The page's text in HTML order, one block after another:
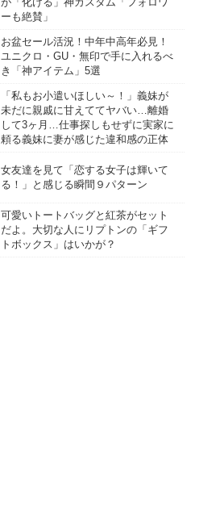
ーも絶賛」
お盆セール活況！中年中高年必見！
ユニクロ・GU・無印で手に入れるべ
き「神アイテム」5選
「私もお小遣いほしい～！」義妹が
未だに親戚に甘えててヤバい…離婚
して3ヶ月…仕事探しもせずに実家に
頼る義妹に妻が感じた違和感の正体
女友達を見て「恋する女子は輝いて
る！」と感じる瞬間９パターン
可愛いトートバッグと紅茶がセット
だよ。大切な人にリプトンの「ギフ
トボックス」はいかが？